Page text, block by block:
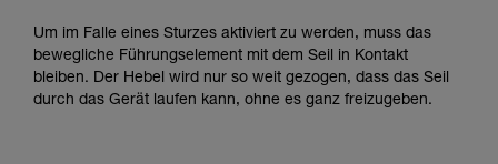
Um im Falle eines Sturzes aktiviert zu werden, muss das
bewegliche Führungselement mit dem Seil in Kontakt
bleiben. Der Hebel wird nur so weit gezogen, dass das Seil
durch das Gerät laufen kann, ohne es ganz freizugeben.